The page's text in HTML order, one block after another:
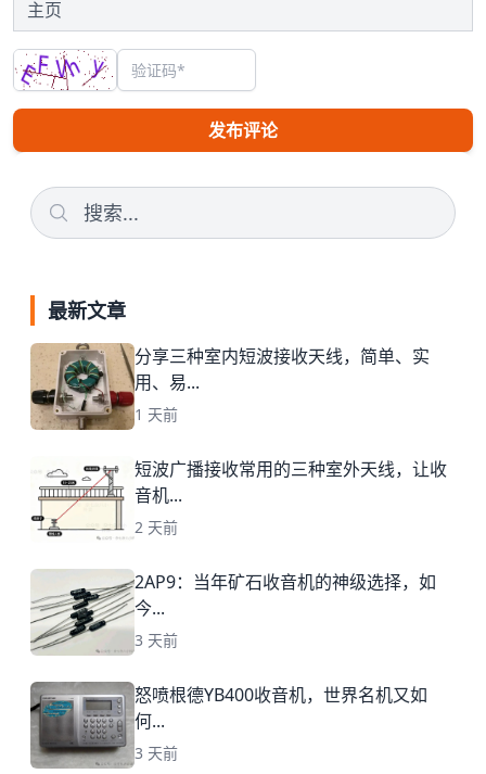
发布评论
最新文章
分享三种室内短波接收天线，简单、实
用、易...
1 天前
短波广播接收常用的三种室外天线，让收
音机...
2 天前
2AP9：当年矿石收音机的神级选择，如
今...
3 天前
怒喷根德YB400收音机，世界名机又如
何...
3 天前